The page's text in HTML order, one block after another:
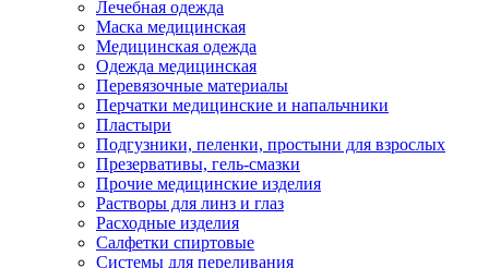
Лечебная одежда
Маска медицинская
Медицинская одежда
Одежда медицинская
Перевязочные материалы
Перчатки медицинские и напальчники
Пластыри
Подгузники, пеленки, простыни для взрослых
Презервативы, гель-смазки
Прочие медицинские изделия
Растворы для линз и глаз
Расходные изделия
Салфетки спиртовые
Системы для переливания